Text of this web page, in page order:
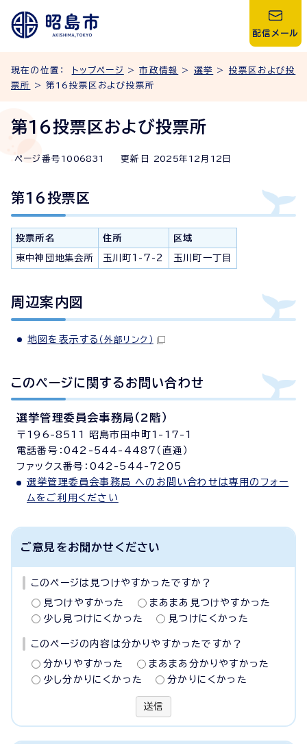
配信メール
現在の位置： トップページ >市政情報 > 選挙 > 投票区および投
票所
> 第16投票区および投票所
第16投票区および投票所
ページ番号 1006831 更新日 2025年 12 月 12 日
第16投票区
投票所名 住所 区域
東中神団地集会所 玉川町1-7-2 玉川町一丁目
周辺案内図
地図を表示する （外部リンク）
このページに関する お問い合わせ
選挙管理委員会事務局（2階）
〒196-8511 昭島市田中町1-17-1
電話番号：042-544-4487（直通）
ファックス番号：042-544-7205
選挙管理委員会事務局 へのお問い合わせは専用のフォー
ムをご利用ください
ご意見をお聞かせください
このページは見つけやすかったですか？
見つけやすかった
まあまあ見つけやすかった
少し見つけにくかった
見つけにくかった
このページの内容は分かりやすかったですか？
分かりやすかった
まあまあ分かりやすかった
少し分かりにくかった
分かりにくかった
送信